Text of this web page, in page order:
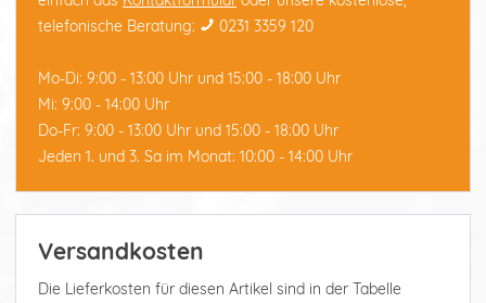
telefonische Beratung:
0231 3359 120
Mo-Di: 9:00 - 13:00 Uhr und 15:00 - 18:00 Uhr
Mi: 9:00 - 14:00 Uhr
Do-Fr: 9:00 - 13:00 Uhr und 15:00 - 18:00 Uhr
Jeden 1. und 3. Sa im Monat: 10:00 - 14:00 Uhr
Versandkosten
Die Lieferkosten für diesen Artikel sind in der Tabelle